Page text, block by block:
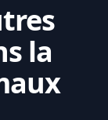
la